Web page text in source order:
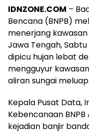
IDNZONE.COM –
Bencana (BNPB)
menerjang
Jawa Tengah,
dipicu hujan lebat
mengguyur
aliran sungai meluap.
Kepala Pusat Data,
Kebencanaan
kejadian banjir